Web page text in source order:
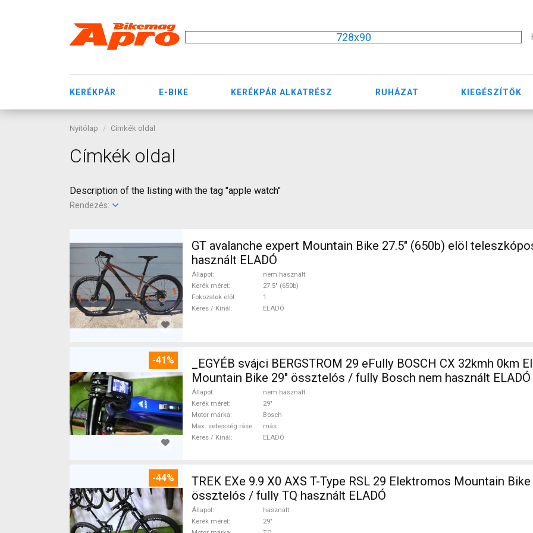
728x90
KERÉKPÁR E-BIKE KERÉKPÁR ALKATRÉSZ RUHÁZAT KIEGÉSZÍTŐK
Nyitólap Címkék oldal
Címkék oldal
Description of the listing with the tag "apple watch"
Rendezés:
GT avalanche expert Mountain Bike 27.5" (650b) elöl teleszkópos nem
használt ELADÓ
Állapot
nem használt
Kerék méret
27.5" (650b)
Fokozatok elöl
1
Keres / Kínál
ELADÓ
-41%
_EGYÉB svájci BERGSTROM 29 eFully BOSCH CX 32kmh 0km
Mountain Bike 29" össztelós / fully Bosch nem használt ELADÓ
Állapot
nem használt
Kerék méret
29"
Motor márka
Bosch
Max. sebesség rásegítéssel
más
Keres / Kínál
ELADÓ
-44%
TREK EXe 9.9 X0 AXS T-Type RSL 29 Elektromos Mountain Bike
össztelós / fully TQ használt ELADÓ
Állapot
használt
Kerék méret
29"